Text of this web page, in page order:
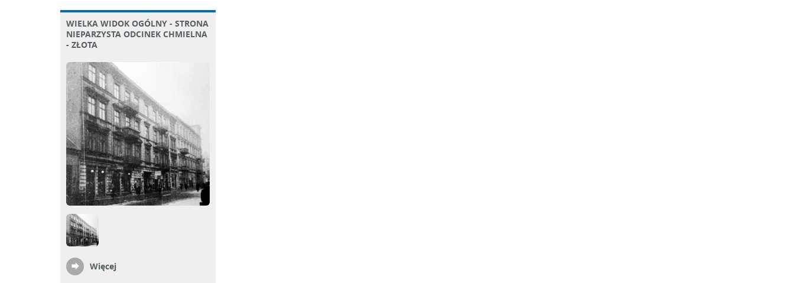
WIELKA WIDOK OGÓLNY - STRONA
NIEPARZYSTA ODCINEK CHMIELNA
- ZŁOTA
Więcej